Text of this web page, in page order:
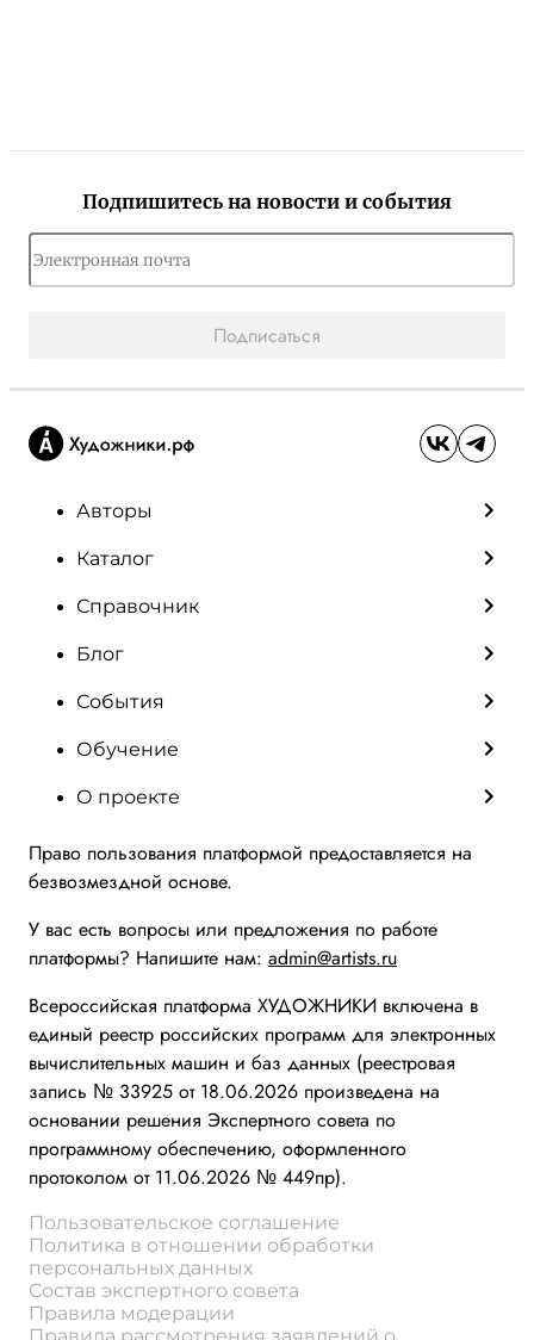
Подпишитесь на новости и события
Подписаться
Авторы
Каталог
Справочник
Блог
События
Обучение
О проекте
Право пользования платформой предоставляется на
безвозмездной основе.
У вас есть вопросы или предложения по работе
платформы? Напишите нам: admin@artists.ru
Всероссийская платформа ХУДОЖНИКИ включена в
единый реестр российских программ для электронных
вычислительных машин и баз данных (реестровая
запись № 33925 от 18.06.2026 произведена на
основании решения Экспертного совета по
программному обеспечению, оформленного
протоколом от 11.06.2026 № 449пр).
Пользовательское соглашение
Политика в отношении обработки
персональных данных
Состав экспертного совета
Правила модерации